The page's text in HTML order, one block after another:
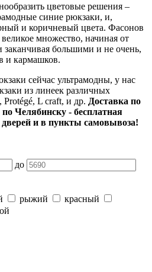
цветовые решения –
синие рюкзаки, и,
и коричневый цвета. Фасонов
множество, начиная от
заканчивая большими и не очень,
и кармашков.
сейчас ультрамодны, у нас
из линеек различных
L craft, и др. Доставка по
по Челябинску - бесплатная
и в пункты самовывоза!
до
рыжий
красный